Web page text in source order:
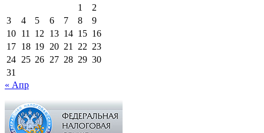
1
2
3
4 5 6 7 8
9
10 11 12 13 14 15 16
17 18 19 20 21 22 23
24 25 26 27 28 29 30
31
« Апр